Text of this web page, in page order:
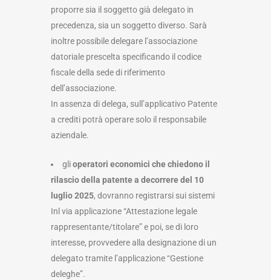
proporre sia il soggetto già delegato in
precedenza, sia un soggetto diverso. Sarà
inoltre possibile delegare l’associazione
datoriale prescelta specificando il codice
fiscale della sede di riferimento
dell’associazione.
In assenza di delega, sull’applicativo Patente
a crediti potrà operare solo il responsabile
aziendale.
glioperatori economici che chiedono il
rilascio della patente a decorrere del 10
luglio 2025, dovranno registrarsi sui sistemi
Inl via applicazione “Attestazione legale
rappresentante/titolare” e poi, se di loro
interesse, provvedere alla designazione di un
delegato tramite l’applicazione “Gestione
deleghe”.